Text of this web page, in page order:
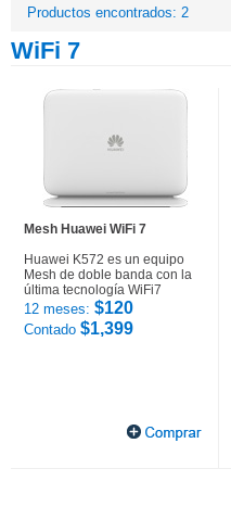
Productos encontrados: 2
WiFi 7
Mesh Huawei WiFi 7
Huawei K572 es un equipo
Mesh de doble banda con la
última tecnología WiFi7
12 meses: $120
Contado $1,399